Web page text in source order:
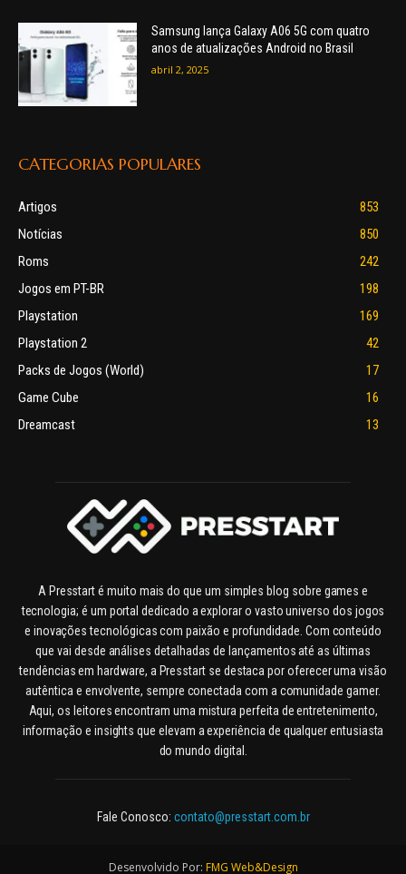
Samsung lança Galaxy A06 5G com quatro
anos de atualizações Android no Brasil
abril 2, 2025
CATEGORIAS POPULARES
Artigos
853
Notícias
850
Roms
242
Jogos em PT-BR
198
Playstation
169
Playstation 2
42
Packs de Jogos (World)
17
Game Cube
16
Dreamcast
13
A Presstart é muito mais do que um simples blog sobre games e
tecnologia; é um portal dedicado a explorar o vasto universo dos jogos
e inovações tecnológicas com paixão e profundidade. Com conteúdo
que vai desde análises detalhadas de lançamentos até as últimas
tendências em hardware, a Presstart se destaca por oferecer uma visão
autêntica e envolvente, sempre conectada com a comunidade gamer.
Aqui, os leitores encontram uma mistura perfeita de entretenimento,
informação e insights que elevam a experiência de qualquer entusiasta
do mundo digital.
Fale Conosco: contato@presstart.com.br
Desenvolvido Por: FMG Web&Design